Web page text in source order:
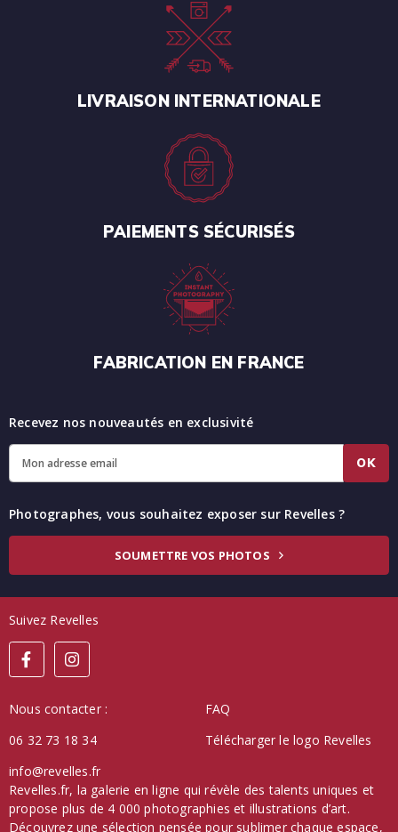
LIVRAISON INTERNATIONALE
PAIEMENTS SÉCURISÉS
FABRICATION EN FRANCE
Recevez nos nouveautés en exclusivité
OK
Photographes, vous souhaitez exposer sur Revelles ?
SOUMETTRE VOS PHOTOS
Suivez Revelles
Nous contacter :
06 32 73 18 34
info@revelles.fr
FAQ
Télécharger le logo Revelles
Revelles.fr, la galerie en ligne qui révèle des talents uniques et
propose plus de 4 000 photographies et illustrations d’art.
Découvrez une sélection pensée pour sublimer chaque espace,